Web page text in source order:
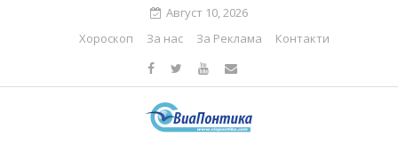
Август 10, 2026
Хороскоп
За нас За Реклама Контакти